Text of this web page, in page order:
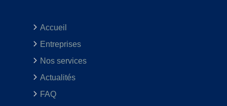
Accueil
Entreprises
Nos services
Actualités
FAQ